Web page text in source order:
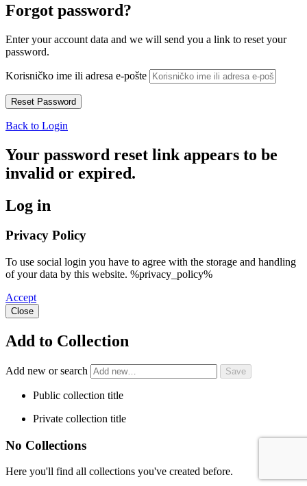
Forgot password?
Enter your account data and we will send you a link to reset your
password.
Korisničko ime ili adresa e-pošte
Back to Login
Your password reset link appears to be
invalid or expired.
Log in
Privacy Policy
To use social login you have to agree with the storage and handling
of your data by this website. %privacy_policy%
Accept
Close
Add to Collection
Add new or search
Public collection title
Private collection title
No Collections
Here you'll find all collections you've created before.